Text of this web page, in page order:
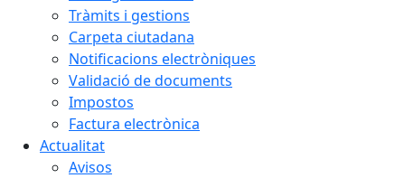
Tràmits i gestions
Carpeta ciutadana
Notificacions electròniques
Validació de documents
Impostos
Factura electrònica
Actualitat
Avisos